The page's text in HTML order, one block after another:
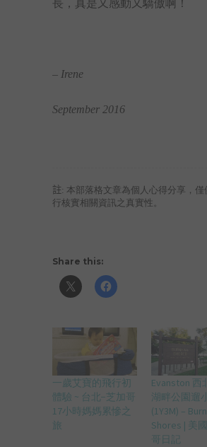
長，真是又感動又驕傲啊！
– Irene
September 2016
註: 本部落格文章為個人心得分享，僅
行核實相關資訊之真實性。
Share this:
一歲艾寶的飛行初
體驗 ~ 台北−芝加哥
17小時媽媽累慘之
旅
Evanston 西
湖畔公園遛
(1Y3M) –
Shores | 美
哥日記